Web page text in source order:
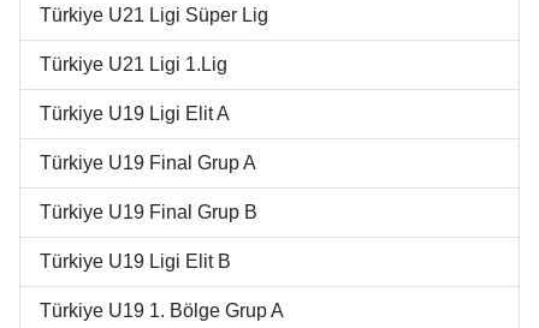
Türkiye U21 Ligi Süper Lig
Türkiye U21 Ligi 1.Lig
Türkiye U19 Ligi Elit A
Türkiye U19 Final Grup A
Türkiye U19 Final Grup B
Türkiye U19 Ligi Elit B
Türkiye U19 1. Bölge Grup A